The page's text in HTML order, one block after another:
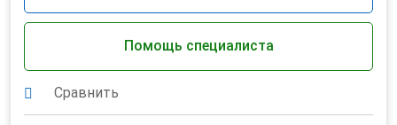
Помощь специалиста
Сравнить